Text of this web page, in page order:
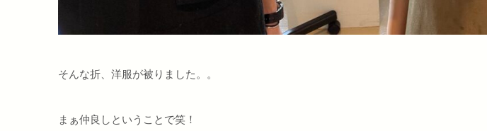
そんな折、洋服が被りました。。
まぁ仲良しということで笑！